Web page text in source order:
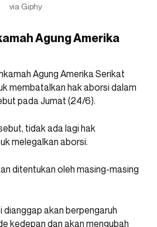
via Giphy
Agung Amerika
Agung Amerika Serikat
membatalkan hak aborsi dalam
pada Jumat (24/6).
tidak ada lagi hak
melegalkan aborsi.
ditentukan oleh masing-masing
akan berpengaruh
kedepan dan akan mengubah